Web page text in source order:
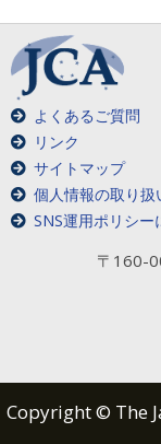
よくあるご質問
リンク
サイトマップ
個人情報の取り扱
SNS運用ポリシー
〒160-
Copyright © The